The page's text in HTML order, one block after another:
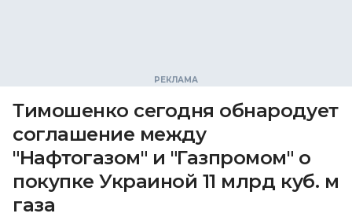
Тимошенко сегодня обнародует
соглашение между
"Нафтогазом" и "Газпромом" о
покупке Украиной 11 млрд куб. м
газа